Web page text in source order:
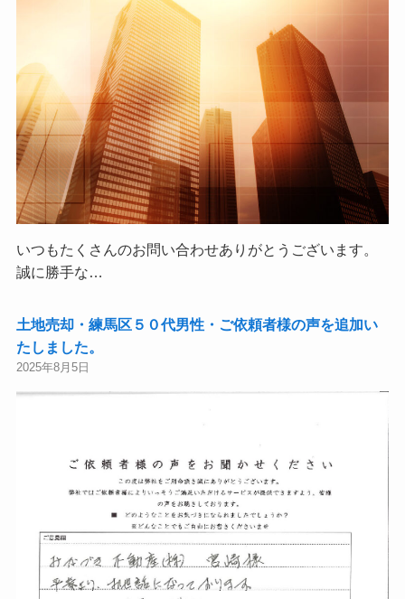
いつもたくさんのお問い合わせありがとうございます。
誠に勝手な…
土地売却・練馬区５０代男性・ご依頼者様の声を追加い
たしました。
2025年8月5日